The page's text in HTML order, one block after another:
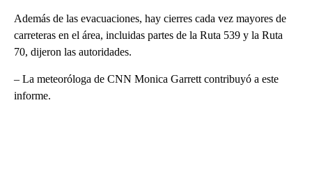
Además de las evacuaciones, hay cierres cada vez mayores de
carreteras en el área, incluidas partes de la Ruta 539 y la Ruta
70, dijeron las autoridades.
– La meteoróloga de CNN Monica Garrett contribuyó a este
informe.